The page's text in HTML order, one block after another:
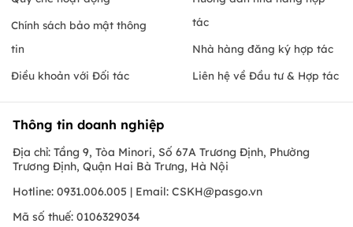
Chính sách bảo mật thông
tin
Điều khoản với Đối tác
tác
Nhà hàng đăng ký hợp tác
Liên hệ về Đầu tư & Hợp tác
Thông tin doanh nghiệp
Địa chỉ: Tầng 9, Tòa Minori, Số 67A Trương Định, Phường
Trương Định, Quận Hai Bà Trưng, Hà Nội
Hotline: 0931.006.005 | Email: CSKH@pasgo.vn
Mã số thuế: 0106329034